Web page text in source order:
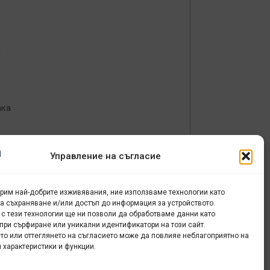
Управление на съгласие
най-добрите изживявания, ние използваме технологии като
съхраняване и/или достъп до информация за устройството.
тези технологии ще ни позволи да обработваме данни като
сърфиране или уникални идентификатори на този сайт.
или оттеглянето на съгласието може да повлияе неблагоприятно на
и функции.